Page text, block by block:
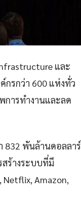
และ
กรกว่า 600 แห่งทั่ว
การทำงานและลด
832 พันล้านดอลลาร์
สร้างระบบที่มี
Netflix, Amazon,